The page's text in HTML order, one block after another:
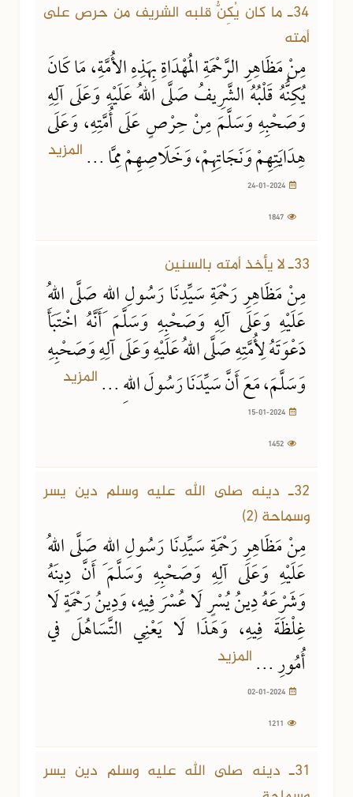
34ـ ما كان يُكِنُّ قلبه الشريف من حرص على
أمته
مِنْ مَظَاهِرِ الرَّحْمَةِ المُهْدَاةِ بِهَذِهِ الأُمَّةِ، مَا كَانَ
يُكِنُّهُ قَلْبُهُ الشَّرِيفُ صَلَّى اللهُ عَلَيْهِ وَعَلَى آلِهِ
وَصَحْبِهِ وَسَلَّمَ مِنْ حِرْصٍ عَلَى أُمَّتِهِ، وَعَلَى
هِدَايَتِهِمْ وَنَجَاتِهِمْ، وَخَلَاصِهِمْ مِمَّا ... المزيد
33ـ لا يأخذ أمته بالسنين
مِنْ مَظَاهِرِ رَحْمَةِ سَيِّدِنَا رَسُولِ اللهِ صَلَّى اللهُ
عَلَيْهِ وَعَلَى آلِهِ وَصَحْبِهِ وَسَلَّمَ أَنَّهُ اخْتَبَأَ
دَعْوَتَهُ لِأُمَّتِهِ صَلَّى اللهُ عَلَيْهِ وَعَلَى آلِهِ وَصَحْبِهِ
وَسَلَّمَ، مَعَ أَنَّ سَيِّدَنَا رَسُولَ اللهِ ... المزيد
32ـ دينه صلى الله عليه وسلم دين يسر
وسماحة (2)
مِنْ مَظَاهِرِ رَحْمَةِ سَيِّدِنَا رَسُولِ اللهِ صَلَّى اللهُ
عَلَيْهِ وَعَلَى آلِهِ وَصَحْبِهِ وَسَلَّمَ أَنَّ دِينَهُ
وَشَرْعَهُ دِينُ يُسْرٍ لَا عُسْرَ فِيهِ، وَدِينُ رَحْمَةٍ لَا
غِلْظَةَ فِيهِ، وَهَذَا لَا يَعْنِي التَّسَاهُلَ في
أُمُورِ ... المزيد
31ـ دينه صلى الله عليه وسلم دين يسر